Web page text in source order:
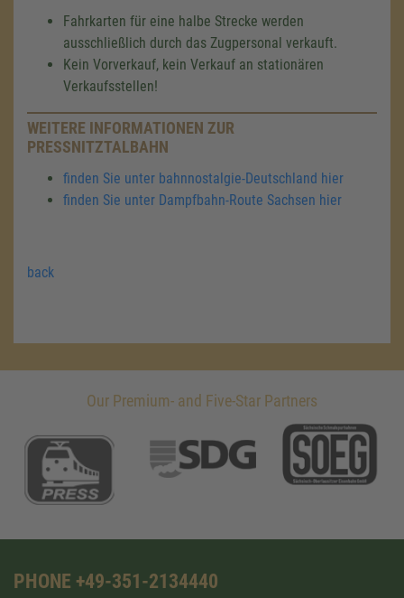
Fahrkarten für eine halbe Strecke werden
ausschließlich durch das Zugpersonal verkauft.
Kein Vorverkauf, kein Verkauf an stationären
Verkaufsstellen!
WEITERE INFORMATIONEN ZUR
PRESSNITZTALBAHN
finden Sie unter bahnnostalgie-Deutschland hier
finden Sie unter Dampfbahn-Route Sachsen hier
back
Our Premium- and Five-Star Partners
PHONE +49-351-2134440